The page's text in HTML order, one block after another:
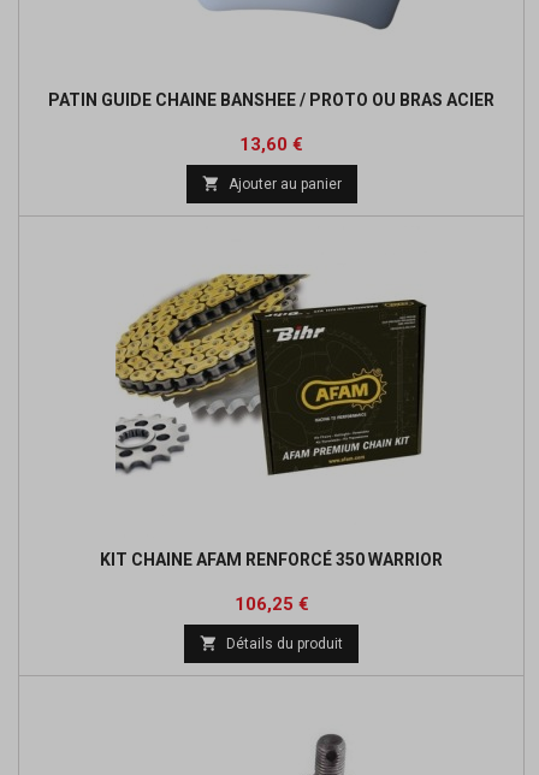
PATIN GUIDE CHAINE BANSHEE / PROTO OU BRAS ACIER
Prix
13,60 €
base
 Ajouter au panier
KIT CHAINE AFAM RENFORCÉ 350 WARRIOR
Prix
106,25 €Prix
de
base
 Détails du produit